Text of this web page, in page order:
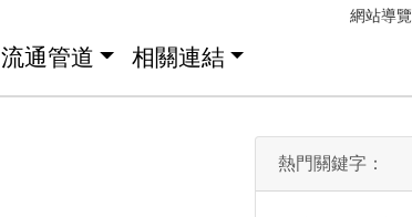
網站導覽
流通管道 相關連結
熱門關鍵字：